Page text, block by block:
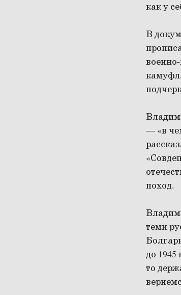
как у
В
— «в
поход.
теми
до
то